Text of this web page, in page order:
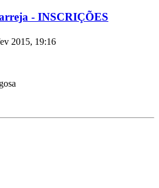
- INSCRIÇÕES
2015, 19:16